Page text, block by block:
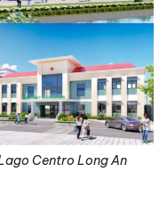
Centro Long An